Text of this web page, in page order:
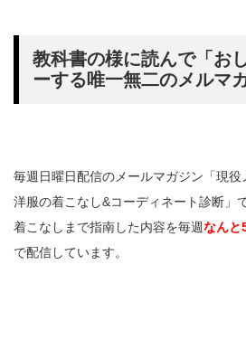
教科書の様に読んで「お
ーする唯一無二のメルマ
毎週日曜日配信のメールマガジン「現役
洋服の着こなし&コーディネート診断」
着こなしまで指南した内容を毎週なんと
で配信しています。